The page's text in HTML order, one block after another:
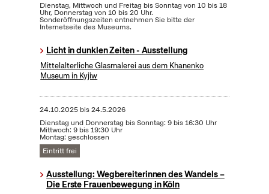
Dienstag, Mittwoch und Freitag bis Sonntag von 10 bis 18
Uhr, Donnerstag von 10 bis 20 Uhr.
Sonderöffnungszeiten entnehmen Sie bitte der
Internetseite des Museums.
Licht in dunklen Zeiten - Ausstellung
Mittelalterliche Glasmalerei aus dem Khanenko
Museum in Kyjiw
24.10.2025bis24.5.2026
Dienstag und Donnerstag bis Sonntag: 9 bis 16:30 Uhr
Mittwoch: 9 bis 19:30 Uhr
Montag: geschlossen
Eintritt frei
Ausstellung: Wegbereiterinnen des Wandels –
Die Erste Frauenbewegung in Köln